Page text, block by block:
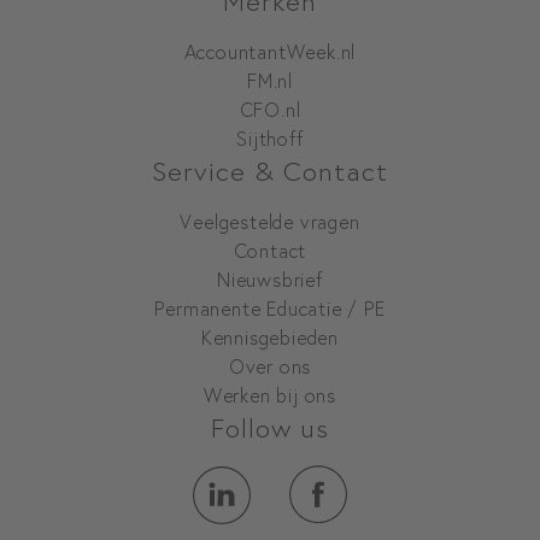
AccountantWeek.nl
FM.nl
CFO.nl
Sijthoff
Service & Contact
Veelgestelde vragen
Contact
Nieuwsbrief
Permanente Educatie / PE
Kennisgebieden
Over ons
Werken bij ons
Follow us